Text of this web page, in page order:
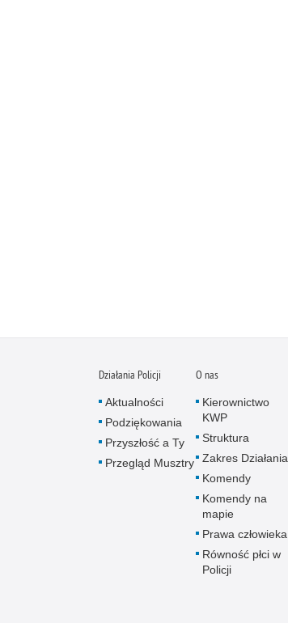
Działania Policji
Aktualności
Podziękowania
Przyszłość a Ty
Przegląd Musztry
O nas
Kierownictwo
KWP
Struktura
Zakres Działania
Komendy
Komendy na
mapie
Prawa człowieka
Równość płci w
Policji